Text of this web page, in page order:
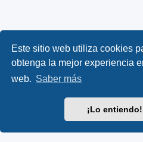
Este sitio web utiliza cookies
obtenga la mejor experiencia
web. Saber más
¡Lo entiendo!